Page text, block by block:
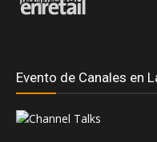
Evento de Canales en